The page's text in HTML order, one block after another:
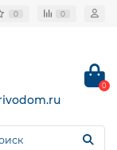
0 0
0